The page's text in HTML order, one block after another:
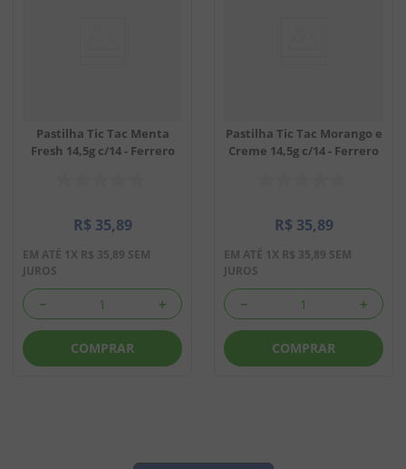
Pastilha Tic Tac Menta
Fresh 14,5g c/14 - Ferrero
R$ 35,89
EM ATÉ 1X R$ 35,89 SEM
JUROS
＋
－
COMPRAR
Pastilha Tic Tac Morango e
Creme 14,5g c/14 - Ferrero
R$ 35,89
EM ATÉ 1X R$ 35,89 SEM
JUROS
＋
－
COMPRAR